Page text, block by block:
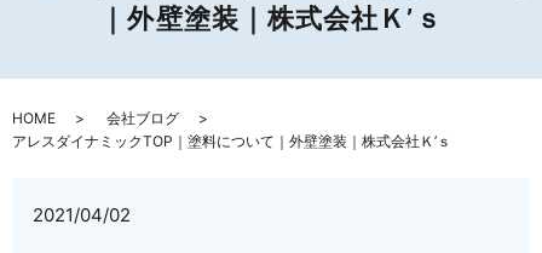
｜外壁塗装｜株式会社Ｋ’ｓ
HOME
会社ブログ
アレスダイナミックTOP｜塗料について｜外壁塗装｜株式会社Ｋ’ｓ
2021/04/02